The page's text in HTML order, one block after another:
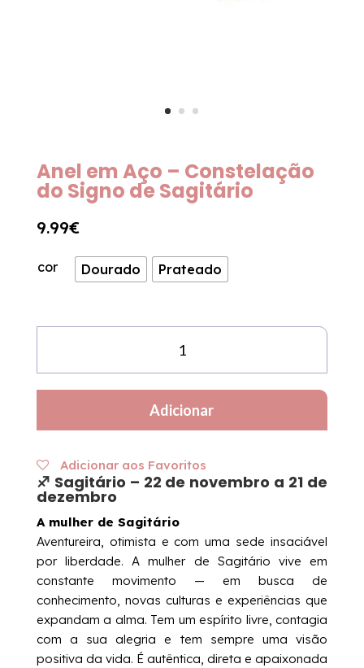
Anel em Aço – Constelação
do Signo de Sagitário
9.99€
cor Dourado Prateado
Anel
Constelação
do
Signo
de
Sagitário
Adicionar
Adicionar aos Favoritos
♐ Sagitário – 22 de novembro a 21 de
dezembro
A mulher de Sagitário
Aventureira, otimista e com uma sede insaciável
por liberdade. A mulher de Sagitário vive em
constante movimento — em busca de
conhecimento, novas culturas e experiências que
expandam a alma. Tem um espírito livre, contagia
com a sua alegria e tem sempre uma visão
positiva da vida. É autêntica, direta e apaixonada